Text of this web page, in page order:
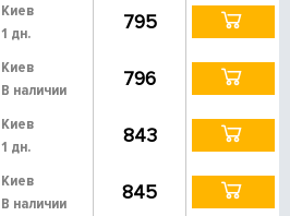
Киев
1 дн.
795
Киев
В наличии
796
Киев
1 дн.
843
Киев
В наличии
845